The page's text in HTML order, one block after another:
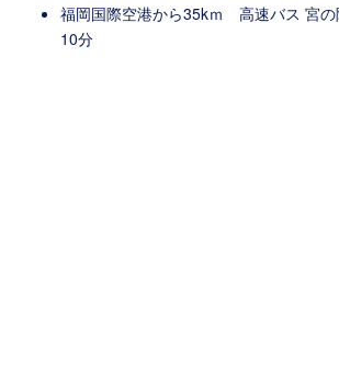
福岡国際空港から35kｍ 高速バス 宮の
10分